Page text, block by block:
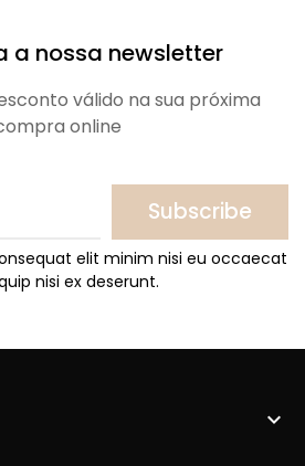
a nossa newsletter
válido na sua próxima
online
Subscribe
elit minim nisi eu occaecat
nisi ex deserunt.
